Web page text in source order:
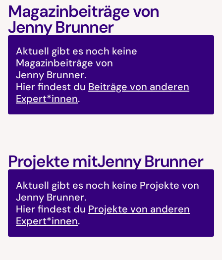
Magazinbeiträge von
Jenny Brunner
Aktuell gibt es noch keine
Magazinbeiträge von
Jenny Brunner.
Hier findest du Beiträge von anderen
Expert*innen.
Projekte mitJenny Brunner
Aktuell gibt es noch keine Projekte von
Jenny Brunner.
Hier findest du Projekte von anderen
Expert*innen.